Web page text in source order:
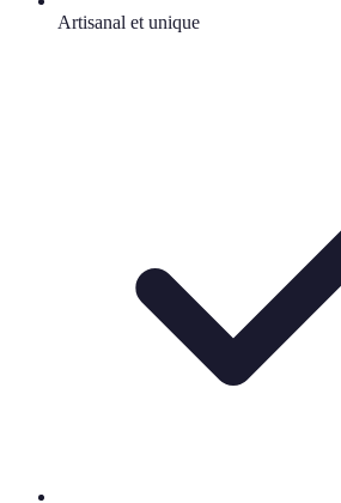
Artisanal et unique